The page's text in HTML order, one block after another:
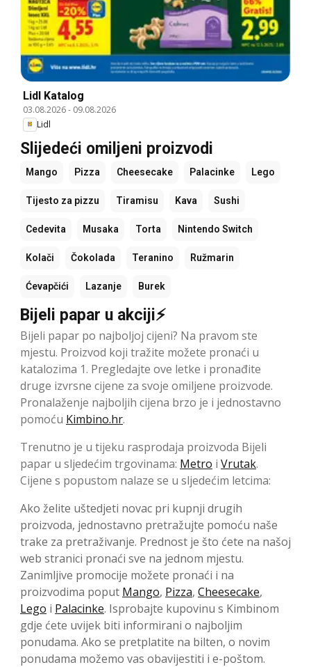
Lidl Katalog
03.08.2026- 09.08.2026
Lidl
Slijedeći omiljeni proizvodi
Mango Pizza Cheesecake Palacinke Lego
Tijesto za pizzu Tiramisu Kava Sushi
Cedevita Musaka Torta Nintendo Switch
Kolači Čokolada Teranino Ružmarin
Ćevapčići Lazanje Burek
Bijeli papar u akciji⚡
Bijeli papar po najboljoj cijeni? Na pravom ste
mjestu. Proizvod koji tražite možete pronaći u
katalozima 1. Pregledajte ove letke i pronađite
druge izvrsne cijene za svoje omiljene proizvode.
Pronalaženje najboljih cijena brzo je i jednostavno
pomoću Kimbino.hr.
Trenutno je u tijeku rasprodaja proizvoda Bijeli
papar u sljedećim trgovinama: Metro i Vrutak.
Cijene s popustom nalaze se u sljedećim letcima:
Ako želite uštedjeti novac pri kupnji drugih
proizvoda, jednostavno pretražujte pomoću naše
trake za pretraživanje. Prednost je što ćete na našoj
web stranici pronaći sve na jednom mjestu.
Zanimljive promocije možete pronaći i na
proizvodima poput Mango, Pizza, Cheesecake,
Lego i Palacinke. Isprobajte kupovinu s Kimbinom
gdje ćete uvijek biti informirani o najboljim
ponudama. Ako se pretplatite na bilten, o novim
ponudama možemo vas obavijestiti i e-poštom.